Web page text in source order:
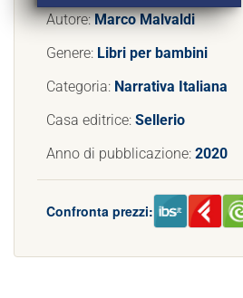
Autore:Marco Malvaldi
Genere: Libri per bambini
Categoria: Narrativa Italiana
Casa editrice: Sellerio
Anno di pubblicazione: 2020
Confronta prezzi: